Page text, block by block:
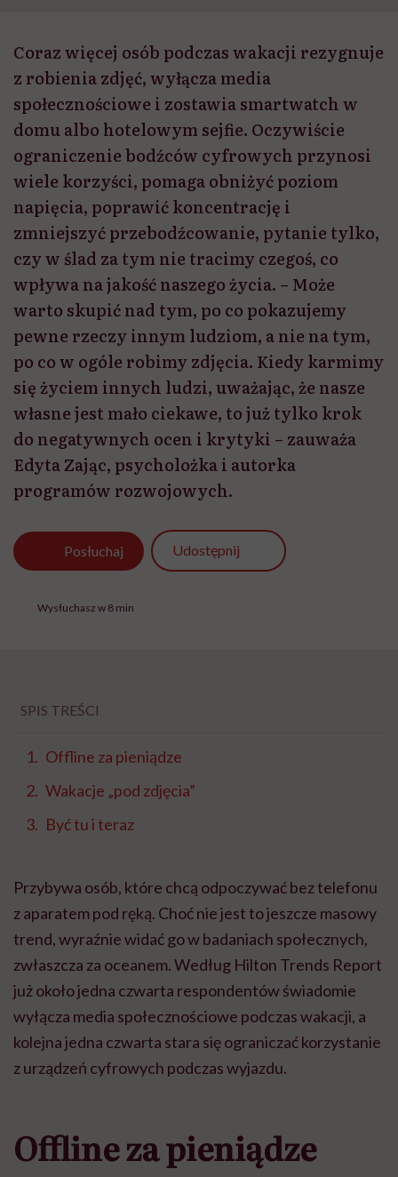
Coraz więcej osób podczas wakacji rezygnuje
z robienia zdjęć, wyłącza media
społecznościowe i zostawia smartwatch w
domu albo hotelowym sejfie. Oczywiście
ograniczenie bodźców cyfrowych przynosi
wiele korzyści, pomaga obniżyć poziom
napięcia, poprawić koncentrację i
zmniejszyć przebodźcowanie, pytanie tylko,
czy w ślad za tym nie tracimy czegoś, co
wpływa na jakość naszego życia. – Może
warto skupić nad tym, po co pokazujemy
pewne rzeczy innym ludziom, a nie na tym,
po co w ogóle robimy zdjęcia. Kiedy karmimy
się życiem innych ludzi, uważając, że nasze
własne jest mało ciekawe, to już tylko krok
do negatywnych ocen i krytyki – zauważa
Edyta Zając, psycholożka i autorka
programów rozwojowych.
Posłuchaj Udostępnij
Wysłuchasz w 8 min
SPIS TREŚCI
Offline za pieniądze
Wakacje „pod zdjęcia”
Być tu i teraz
Przybywa osób, które chcą odpoczywać bez telefonu
z aparatem pod ręką. Choć nie jest to jeszcze masowy
trend, wyraźnie widać go w badaniach społecznych,
zwłaszcza za oceanem. Według Hilton Trends Report
już około jedna czwarta respondentów świadomie
wyłącza media społecznościowe podczas wakacji, a
kolejna jedna czwarta stara się ograniczać korzystanie
z urządzeń cyfrowych podczas wyjazdu.
Offline za pieniądze